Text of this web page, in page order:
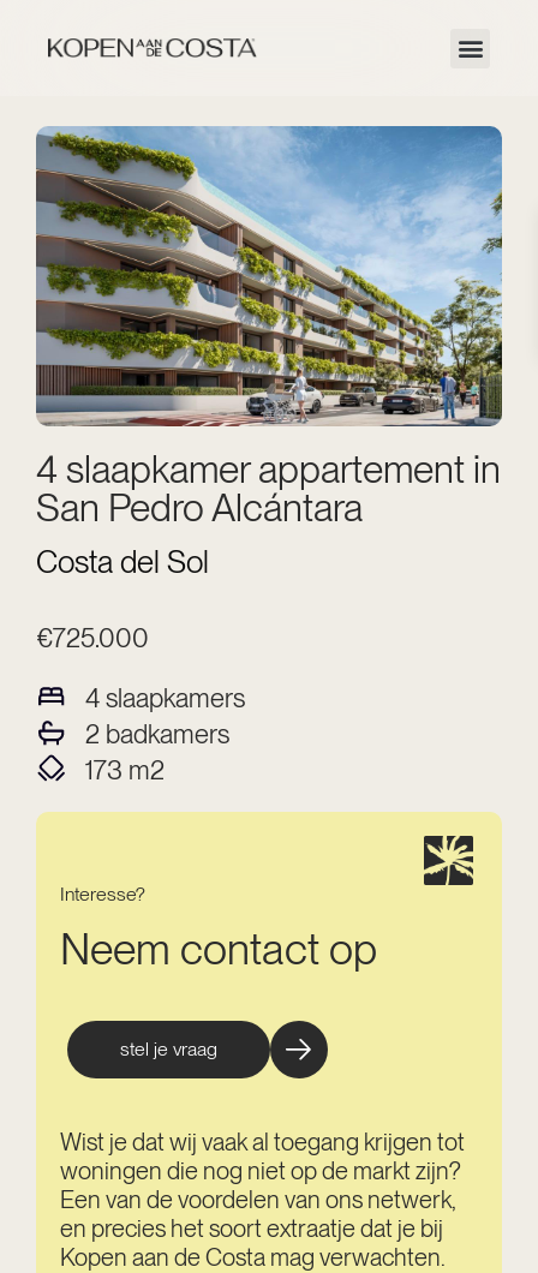
4 slaapkamer appartement in
San Pedro Alcántara
Costa del Sol
€725.000
4slaapkamers
2 badkamers
173 m2
Interesse?
Neem contact op
stel je vraag
Wist je dat wij vaak al toegang krijgen tot
woningen die nog niet op de markt zijn?
Een van de voordelen van ons netwerk,
en precies het soort extraatje dat je bij
Kopen aan de Costa mag verwachten.